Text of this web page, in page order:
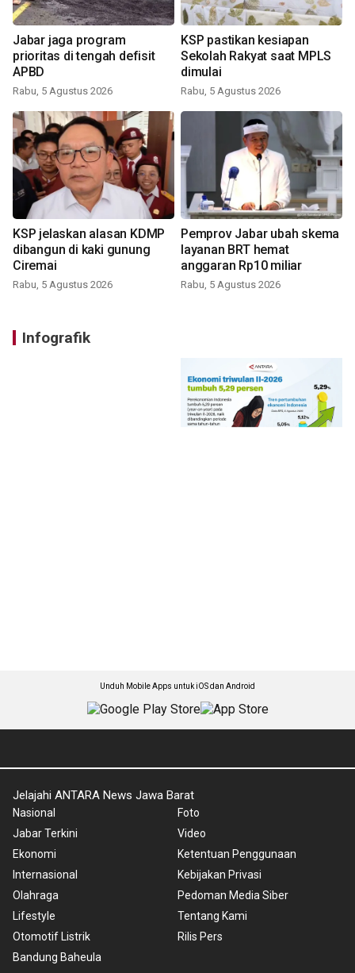
Jabar jaga program
prioritas di tengah defisit
APBD
Rabu, 5 Agustus 2026
KSP pastikan kesiapan
Sekolah Rakyat saat MPLS
dimulai
Rabu, 5 Agustus 2026
KSP jelaskan alasan KDMP
dibangun di kaki gunung
Ciremai
Rabu, 5 Agustus 2026
Pemprov Jabar ubah skema
layanan BRT hemat
anggaran Rp10 miliar
Rabu, 5 Agustus 2026
Infografik
Unduh Mobile Apps untuk iOS dan Android
Jelajahi ANTARA News Jawa Barat
Nasional
Jabar Terkini
Ekonomi
Internasional
Olahraga
Lifestyle
Otomotif Listrik
Bandung Baheula
Foto
Video
Ketentuan Penggunaan
Kebijakan Privasi
Pedoman Media Siber
Tentang Kami
Rilis Pers